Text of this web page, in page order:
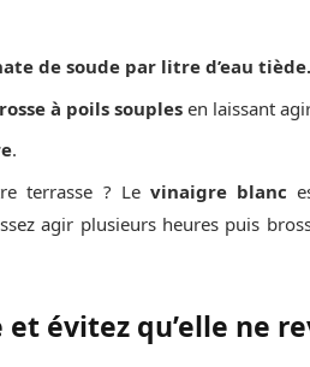
de soude par litre d’eau tiède.
à poils souples en laissant
.
terrasse ? Le vinaigre blanc
agir plusieurs heures puis
évitez qu’elle ne